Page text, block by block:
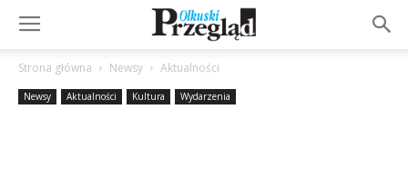
Strona główna Newsy Aktualności
Newsy Aktualności Kultura Wydarzenia